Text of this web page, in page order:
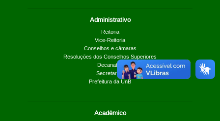
Administrativo
Reitoria
Vice-Reitoria
Conselhos e câmaras
Resoluções dos Conselhos Superiores
Decanatos
Secretarias
Prefeitura da UnB
Acadêmico